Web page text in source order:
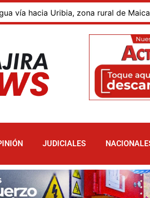
Uribia, zona rural de Maicao
JUDICIALES